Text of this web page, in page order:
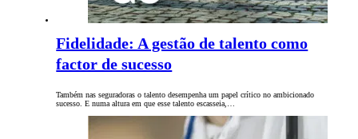
Fidelidade: A gestão de talento como
factor de sucesso
Também nas seguradoras o talento desempenha um papel crítico no ambicionado
sucesso. E numa altura em que esse talento escasseia,…